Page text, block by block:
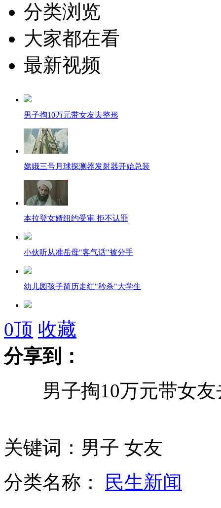
分类浏览
大家都在看
最新视频
男子掏10万元带女友去整形
嫦娥三号月球探测器发射器开始总装
本拉登女婿纽约受审 拒不认罪
小伙听从准岳母"客气话"被分手
幼儿园孩子简历走红"秒杀"大学生
网友吐槽三八节礼物 兔子牙活蝈蝈
蓝可儿家人今天为其举行葬礼
“歌手唱功排行榜”杨幂0分
“美人鱼”妇女节休假 改上演“美男鱼”
山西运城恶犬咬伤多人 警民合力深夜将其击毙
0顶 收藏
分享到：
男子掏10万元带女友
关键词：男子 女友
分类名称：
民生新闻